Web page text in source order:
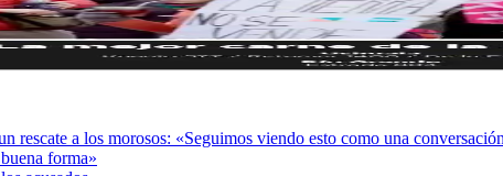
a los morosos: «Seguimos viendo esto como una
forma»